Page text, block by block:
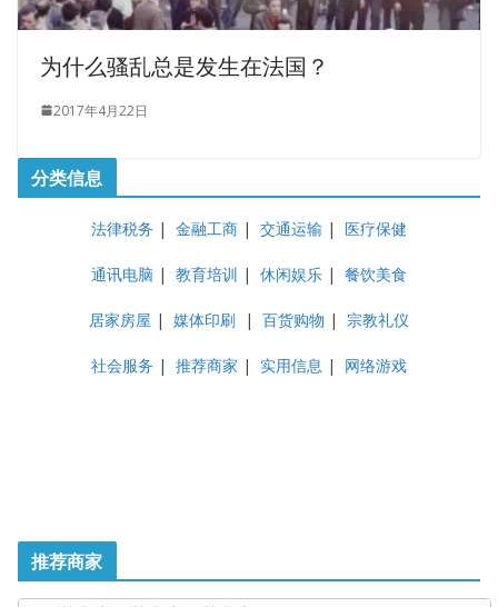
为什么骚乱总是发生在法国？
2017年4月22日
分类信息
法律税务 | 金融工商 | 交通运输 | 医疗保健
通讯电脑 | 教育培训 | 休闲娱乐 | 餐饮美食
居家房屋 | 媒体印刷 | 百货购物 | 宗教礼仪
社会服务 | 推荐商家 | 实用信息 | 网络游戏
推荐商家